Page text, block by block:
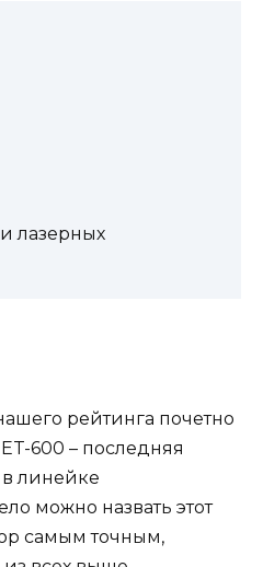
лазерных
рейтинга почетно
600 – последняя
линейке
можно назвать этот
самым точным,